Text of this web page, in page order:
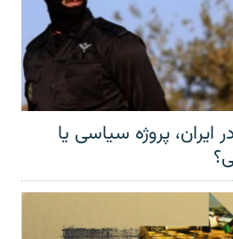
ایران، پروژه سیاسی یا